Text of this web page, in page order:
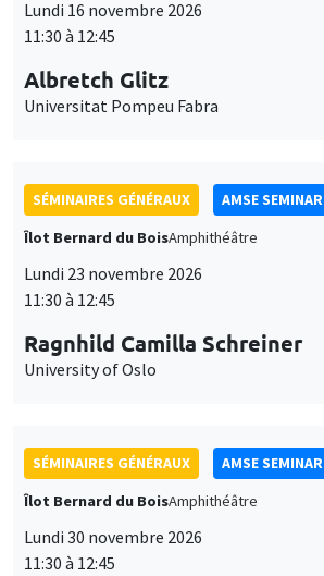
Lundi 16 novembre 2026
11:30 à 12:45
Albretch Glitz
Universitat Pompeu Fabra
SÉMINAIRES GÉNÉRAUX
AMSE SEMINAR
Îlot Bernard du BoisAmphithéâtre
Lundi 23 novembre 2026
11:30 à 12:45
Ragnhild Camilla Schreiner
University of Oslo
SÉMINAIRES GÉNÉRAUX
AMSE SEMINAR
Îlot Bernard du BoisAmphithéâtre
Lundi 30 novembre 2026
11:30 à 12:45